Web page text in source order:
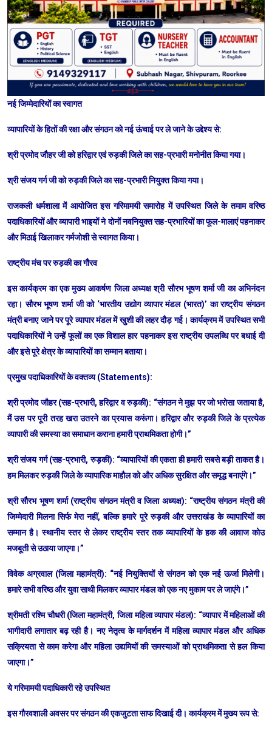
​नई जिम्मेदारियों का स्वागत
​व्यापारियों के हितों की रक्षा और संगठन को नई ऊंचाई पर ले जाने के उद्देश्य से:
​श्री प्रमोद जौहर जी को हरिद्वार एवं रुड़की जिले का सह-प्रभारी मनोनीत किया गया।
​श्री संजय गर्ग जी को रुड़की जिले का सह-प्रभारी नियुक्त किया गया।
​राजकली धर्मशाला में आयोजित इस गरिमामयी समारोह में उपस्थित जिले के तमाम वरिष्ठ
पदाधिकारियों और व्यापारी भाइयों ने दोनों नवनियुक्त सह-प्रभारियों का फूल-मालाएं पहनाकर
और मिठाई खिलाकर गर्मजोशी से स्वागत किया।
​राष्ट्रीय मंच पर रुड़की का गौरव
​इस कार्यक्रम का एक मुख्य आकर्षण जिला अध्यक्ष श्री सौरभ भूषण शर्मा जी का अभिनंदन
रहा। सौरभ भूषण शर्मा जी को ‘भारतीय उद्योग व्यापार मंडल (भारत)’ का राष्ट्रीय संगठन
मंत्री बनाए जाने पर पूरे व्यापार मंडल में खुशी की लहर दौड़ गई। कार्यक्रम में उपस्थित सभी
पदाधिकारियों ने उन्हें फूलों का एक विशाल हार पहनाकर इस राष्ट्रीय उपलब्धि पर बधाई दी
और इसे पूरे क्षेत्र के व्यापारियों का सम्मान बताया।
​प्रमुख पदाधिकारियों के वक्तव्य (Statements):
​श्री प्रमोद जौहर (सह-प्रभारी, हरिद्वार व रुड़की): “संगठन ने मुझ पर जो भरोसा जताया है,
मैं उस पर पूरी तरह खरा उतरने का प्रयास करूंगा। हरिद्वार और रुड़की जिले के प्रत्येक
व्यापारी की समस्या का समाधान कराना हमारी प्राथमिकता होगी।”
​श्री संजय गर्ग (सह-प्रभारी, रुड़की): “व्यापारियों की एकता ही हमारी सबसे बड़ी ताकत है।
हम मिलकर रुड़की जिले के व्यापारिक माहौल को और अधिक सुरक्षित और समृद्ध बनाएंगे।”
​श्री सौरभ भूषण शर्मा (राष्ट्रीय संगठन मंत्री व जिला अध्यक्ष): “राष्ट्रीय संगठन मंत्री की
जिम्मेदारी मिलना सिर्फ मेरा नहीं, बल्कि हमारे पूरे रुड़की और उत्तराखंड के व्यापारियों का
सम्मान है। स्थानीय स्तर से लेकर राष्ट्रीय स्तर तक व्यापारियों के हक की आवाज कोउ
मजबूती से उठाया जाएगा।”
​विवेक अग्रवाल (जिला महामंत्री): “नई नियुक्तियों से संगठन को एक नई ऊर्जा मिलेगी।
हमारे सभी वरिष्ठ और युवा साथी मिलकर व्यापार मंडल को एक नए मुकाम पर ले जाएंगे।”
​श्रीमती रश्मि चौधरी (जिला महामंत्री, जिला महिला व्यापार मंडल): “व्यापार में महिलाओं की
भागीदारी लगातार बढ़ रही है। नए नेतृत्व के मार्गदर्शन में महिला व्यापार मंडल और अधिक
सक्रियता से काम करेगा और महिला उद्यमियों की समस्याओं को प्राथमिकता से हल किया
जाएगा।”
​ये गरिमामयी पदाधिकारी रहे उपस्थित
​इस गौरवशाली अवसर पर संगठन की एकजुटता साफ दिखाई दी। कार्यक्रम में मुख्य रूप से: